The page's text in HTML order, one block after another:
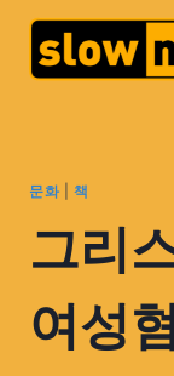
문화| 책
그리
여성